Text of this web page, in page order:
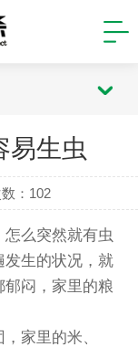
易生虫
： 102
么突然就有虫
发生的状况，就
闷，家里的粮
家里的米、